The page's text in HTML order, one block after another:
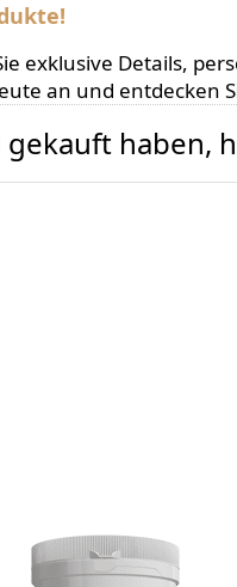
exklusive Details,
an und entdecken
haben,
perlform